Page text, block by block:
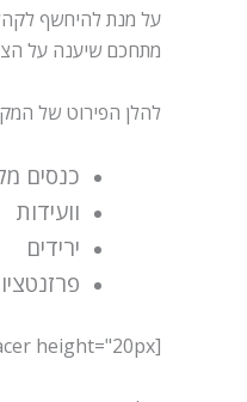
על מנת להיחשף
מתחכם שיענה על
להלן הפירוט של
כנסים
וועידות
ירידים
[spacer height="20px"]